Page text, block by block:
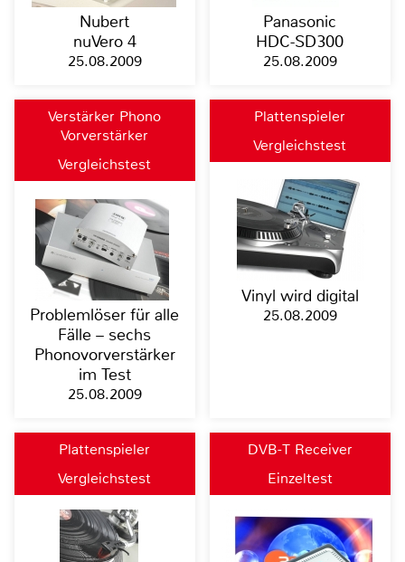
Nubert
nuVero 4
25.08.2009
Panasonic
HDC-SD300
25.08.2009
Verstärker Phono
Vorverstärker
Vergleichstest
Problemlöser für alle
Fälle – sechs
Phonovorverstärker
im Test
25.08.2009
Plattenspieler
Vergleichstest
Vinyl wird digital
25.08.2009
Plattenspieler
Vergleichstest
DVB-T Receiver
Einzeltest